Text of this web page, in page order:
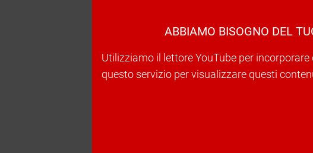
ABBIAMO BISOGNO DEL
Utilizziamo il lettore YouTube per
questo servizio per visualizzare questi